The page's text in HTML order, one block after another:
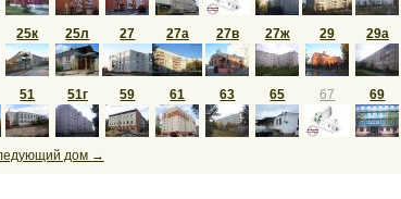
25к 25л 27 27а 27в 27ж 29 29а
51 51г 59 61 63 65 67 69
дом →